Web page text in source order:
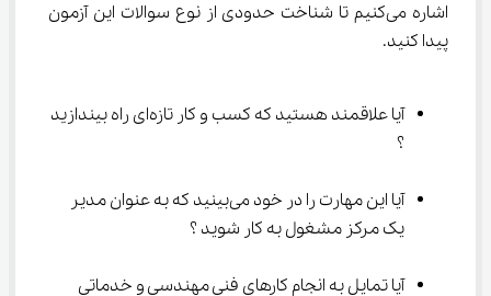
اشاره می‌کنیم تا شناخت حدودی از نوع سوالات این آزمون
پیدا کنید.
آیا علاقمند هستید که کسب و کار تازه‌ای راه بیندازید
؟
آیا این مهارت را در خود می‌بینید که به عنوان مدیر
یک مرکز مشغول به کار شوید ؟
آیا تمایل به انجام کارهای فنی مهندسی و خدماتی